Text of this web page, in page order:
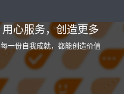
用心服务，创造更多
每一份自我成就，都能创造价值